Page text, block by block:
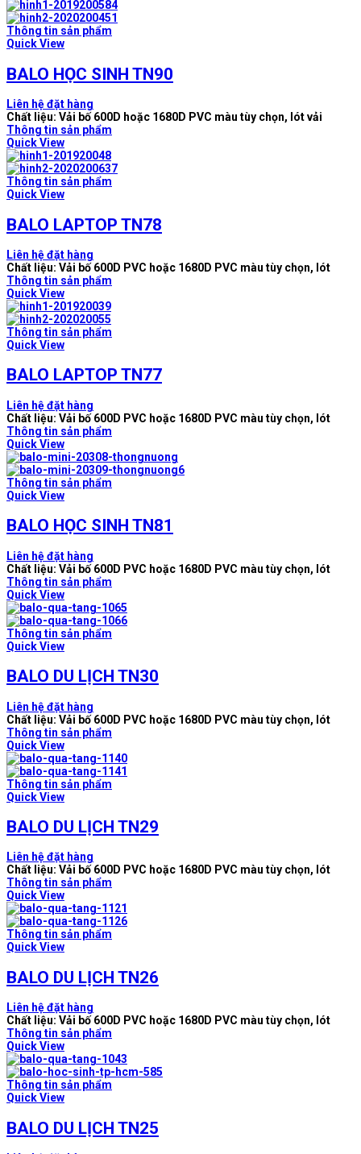
Thông tin sản phẩm
Quick View
BALO HỌC SINH TN90
Liên hệ đặt hàng
Chất liệu: Vải bố 600D hoặc 1680D PVC màu tùy chọn, lót vải
Thông tin sản phẩm
Quick View
Thông tin sản phẩm
Quick View
BALO LAPTOP TN78
Liên hệ đặt hàng
Chất liệu: Vải bố 600D PVC hoặc 1680D PVC màu tùy chọn, lót
Thông tin sản phẩm
Quick View
Thông tin sản phẩm
Quick View
BALO LAPTOP TN77
Liên hệ đặt hàng
Chất liệu: Vải bố 600D PVC hoặc 1680D PVC màu tùy chọn, lót
Thông tin sản phẩm
Quick View
Thông tin sản phẩm
Quick View
BALO HỌC SINH TN81
Liên hệ đặt hàng
Chất liệu: Vải bố 600D PVC hoặc 1680D PVC màu tùy chọn, lót
Thông tin sản phẩm
Quick View
Thông tin sản phẩm
Quick View
BALO DU LỊCH TN30
Liên hệ đặt hàng
Chất liệu: Vải bố 600D PVC hoặc 1680D PVC màu tùy chọn, lót
Thông tin sản phẩm
Quick View
Thông tin sản phẩm
Quick View
BALO DU LỊCH TN29
Liên hệ đặt hàng
Chất liệu: Vải bố 600D PVC hoặc 1680D PVC màu tùy chọn, lót
Thông tin sản phẩm
Quick View
Thông tin sản phẩm
Quick View
BALO DU LỊCH TN26
Liên hệ đặt hàng
Chất liệu: Vải bố 600D PVC hoặc 1680D PVC màu tùy chọn, lót
Thông tin sản phẩm
Quick View
Thông tin sản phẩm
Quick View
BALO DU LỊCH TN25